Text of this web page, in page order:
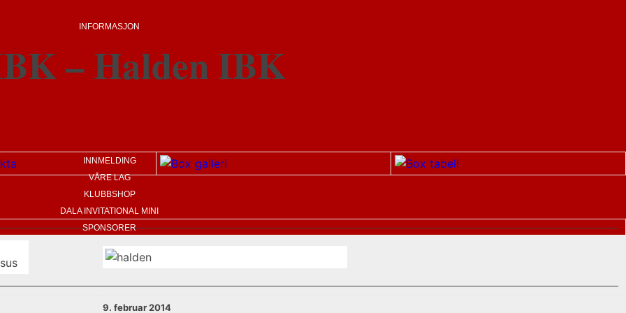
INFORMASJON
INNMELDING
VÅRE LAG
KLUBBSHOP
DALA INVITATIONAL MINI
SPONSORER
– Halden IBK
9. februar 2014